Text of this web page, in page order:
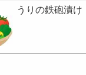
うりの鉄砲漬け